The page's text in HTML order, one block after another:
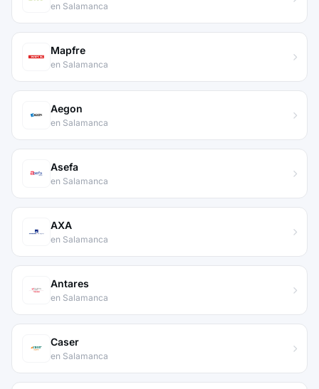
en Salamanca
Mapfre
en Salamanca
Aegon
en Salamanca
Asefa
en Salamanca
AXA
en Salamanca
Antares
en Salamanca
Caser
en Salamanca